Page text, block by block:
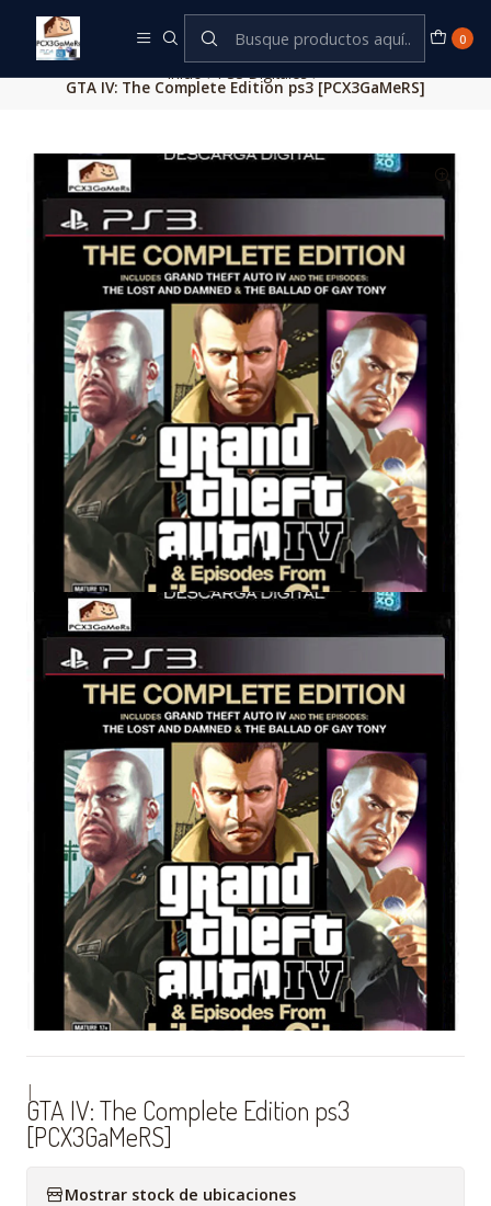
0
Inicio PS3 Digitales
GTA IV: The Complete Edition ps3 [PCX3GaMeRS]
|
GTA IV: The Complete Edition ps3
[PCX3GaMeRS]
Mostrar stock de ubicaciones